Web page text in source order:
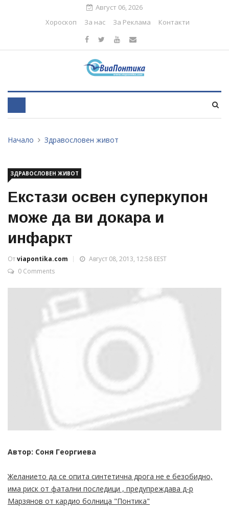
Август 06, 2026
Хороскоп
За нас За Реклама Контакти
Начало Здравословен живот
ЗДРАВОСЛОВЕН ЖИВОТ
Екстази освен суперкупон
може да ви докара и
инфаркт
Отviapontika.com
Август 08, 2013, 12:58 EEST
0 Comments
Автор: Соня Георгиева
Желанието да се опита синтетична дрога не е безобидно,
има риск от фатални последици , предупреждава д-р
Марзянов от кардио болница "Понтика"